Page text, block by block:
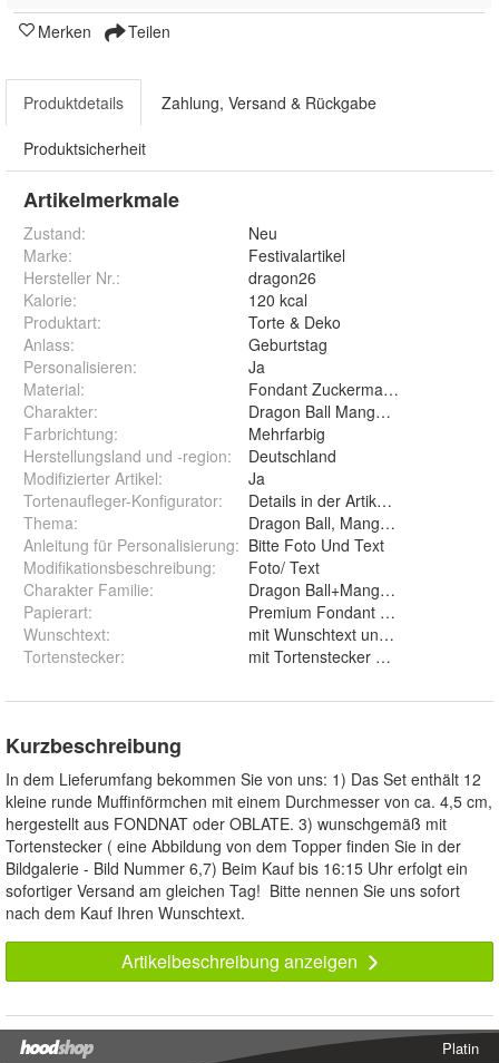
Merken Teilen
Produktdetails Zahlung, Versand & Rückgabe
Produktsicherheit
Artikelmerkmale
Zustand:
Neu
Marke:
Festivalartikel
Hersteller Nr.:
dragon26
Kalorie:
120 kcal
Produktart:
Torte & Deko
Anlass:
Geburtstag
Personalisieren:
Ja
Material:
Fondant Zuckermasse Oblate
Charakter:
Dragon Ball Manga Piccolo Son
Farbrichtung:
Mehrfarbig
Herstellungsland und -region:
Deutschland
Modifizierter Artikel:
Ja
Tortenaufleger-Konfigurator:
Details in der Artikelbeschreibung
Thema:
Dragon Ball,
Anleitung für Personalisierung: Bitte Foto Und Text
Modifikationsbeschreibung:
Foto/ Text
Charakter Familie:
Dragon
Papierart:
Wunschtext:
mit Wunschtext und ohne
Tortenstecker:
Kurzbeschreibung
In dem Lieferumfang bekommen Sie von uns: 1) Das Set enthält 12
kleine runde Muffinförmchen mit einem Durchmesser von ca. 4,5 cm,
hergestellt aus FONDNAT oder OBLATE. 3) wunschgemäß mit
Tortenstecker ( eine Abbildung von dem Topper finden Sie in der
Bildgalerie - Bild Nummer 6,7) Beim Kauf bis 16:15 Uhr erfolgt ein
sofortiger Versand am gleichen Tag! Bitte nennen Sie uns sofort
nach dem Kauf Ihren Wunschtext.
Artikelbeschreibung anzeigen
Platin